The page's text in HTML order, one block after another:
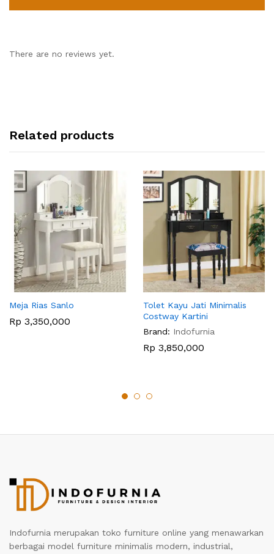
There are no reviews yet.
Related products
Meja Rias Sanlo
Rp 3,350,000
Tolet Kayu Jati Minimalis
Costway Kartini
Brand: Indofurnia
Rp 3,850,000
Indofurnia merupakan toko furniture online yang menawarkan
berbagai model furniture minimalis modern, industrial,